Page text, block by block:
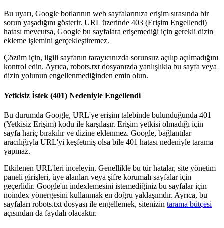
Bu uyarı, Google botlarının web sayfalarınıza erişim sırasında bir
sorun yaşadığını gösterir. URL üzerinde 403 (Erişim Engellendi)
hatası mevcutsa, Google bu sayfalara erişemediği için gerekli dizin
ekleme işlemini gerçekleştiremez.
Çözüm için, ilgili sayfanın tarayıcınızda sorunsuz açılıp açılmadığını
kontrol edin. Ayrıca, robots.txt dosyanızda yanlışlıkla bu sayfa veya
dizin yolunun engellenmediğinden emin olun.
Yetkisiz İstek (401) Nedeniyle Engellendi
Bu durumda Google, URL'ye erişim talebinde bulunduğunda 401
(Yetkisiz Erişim) kodu ile karşılaşır. Erişim yetkisi olmadığı için
sayfa hariç bırakılır ve dizine eklenmez. Google, bağlantılar
aracılığıyla URL'yi keşfetmiş olsa bile 401 hatası nedeniyle tarama
yapmaz.
Etkilenen URL'leri inceleyin. Genellikle bu tür hatalar, site yönetim
paneli girişleri, üye alanları veya şifre korumalı sayfalar için
geçerlidir. Google'ın indexlemesini istemediğiniz bu sayfalar için
noindex yönergesini kullanmak en doğru yaklaşımdır. Ayrıca, bu
sayfaları robots.txt dosyası ile engellemek, sitenizin tarama bütçesi
açısından da faydalı olacaktır.